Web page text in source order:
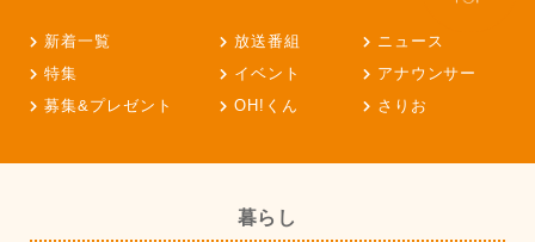
新着一覧 放送番組
ニュース
特集
イベント
アナウンサー
募集&プレゼント
OH!くん さりお
暮らし